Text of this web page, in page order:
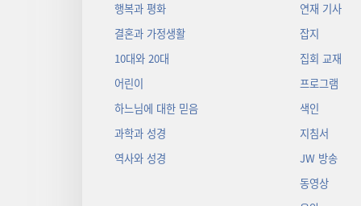
행복과 평화
결혼과 가정생활
10대와 20대
어린이
하느님에 대한 믿음
과학과 성경
역사와 성경
연재 기사
잡지
집회 교재
프로그램
색인
지침서
JW 방송
동영상